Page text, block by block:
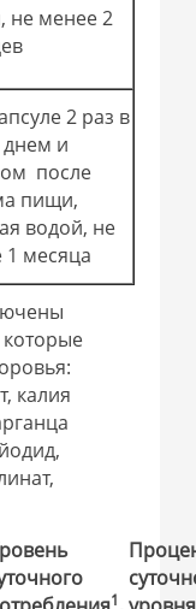
не менее 2
2 раз в
днем и
после
пищи,
водой, не
1 месяца
калия
1